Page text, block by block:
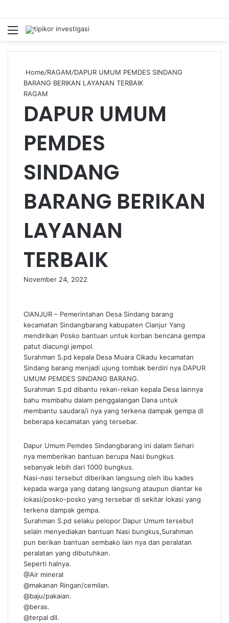
Menu
Home/RAGAM/DAPUR UMUM PEMDES SINDANG
BARANG BERIKAN LAYANAN TERBAIK
RAGAM
DAPUR UMUM
PEMDES
SINDANG
BARANG BERIKAN
LAYANAN
TERBAIK
November 24, 2022
CIANJUR – Pemerintahan Desa Sindang barang
kecamatan Sindangbarang kabupaten Cianjur Yang
mendirikan Posko bantuan untuk korban bencana gempa
patut diacungi jempol.
Surahman S.pd kepala Desa Muara Cikadu kecamatan
Sindang barang menjadi ujung tombak berdiri nya DAPUR
UMUM PEMDES SINDANG BARANG.
Surahman S.pd dibantu rekan-rekan kepala Desa lainnya
bahu msmbahu dalam penggalangan Dana untuk
membantu saudara/i nya yang terkena dampak gempa di
beberapa kecamatan yang tersebar.
Dapur Umum Pemdes Sindangbarang ini dalam Sehari
nya memberikan bantuan berupa Nasi bungkus
sebanyak lebih dari 1000 bungkus.
Nasi-nasi tersebut diberikan langsung oleh ibu kades
kepada warga yang datang langsung ataupun diantar ke
lokasi/posko-posko yang tersebar di sekitar lokasi yang
terkena dampak gempa.
Surahman S.pd selaku pelopor Dapur Umum tersebut
selain menyediakan bantuan Nasi bungkus,Surahman
pun berikan bantuan sembako lain nya dan peralatan
peralatan yang dibutuhkan.
Seperti halnya.
@Air mineral
@makanan Ringan/cemilan.
@baju/pakaian.
@beras.
@terpal dll.